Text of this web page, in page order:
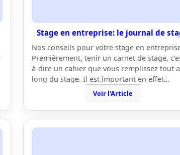
Stage en entreprise: le journal de
Nos conseils pour votre stage en
Premièrement, tenir un carnet de stage,
à-dire un cahier que vous remplissez tout
long du stage. Il est important en effet…
Voir l'Article